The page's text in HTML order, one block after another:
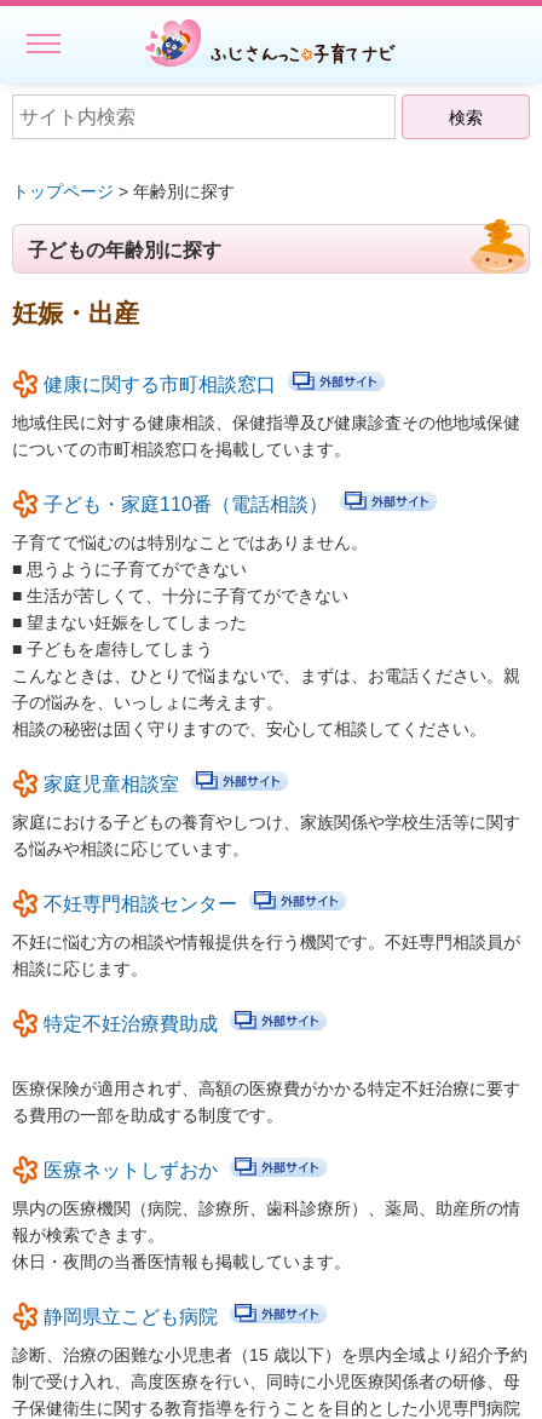
ホーム
子どもを預ける
ファミリー・サポート・センター事業一覧
★授乳スペースで搾乳ができる旨の表示にご協力ください－静岡
県
遊ぶ・学ぶ
健康・医療
支援・助成
支援・助成
2026年度ニッセイ財団「児童・少年の健全育成助成」申請の募
働く
働く
子育てにやさしい企業
年齢別に探す
0歳から就学前
小学生
市町の取組み
県の取組
県の取組
“あいのうた”短歌コンテスト受賞作品
短歌っておもしろい！俵万智×田中章義 あいのうたを語る（令
和元年度）
トップページ > 年齢別に探す
子どもの年齢別に探す
妊娠・出産
健康に関する市町相談窓口
地域住民に対する健康相談、保健指導及び健康診査その他地域保健
についての市町相談窓口を掲載しています。
子ども・家庭110番（電話相談）
子育てで悩むのは特別なことではありません。
■ 思うように子育てができない
■ 生活が苦しくて、十分に子育てができない
■ 望まない妊娠をしてしまった
■ 子どもを虐待してしまう
こんなときは、ひとりで悩まないで、まずは、お電話ください。親
子の悩みを、いっしょに考えます。
相談の秘密は固く守りますので、安心して相談してください。
家庭児童相談室
家庭における子どもの養育やしつけ、家族関係や学校生活等に関す
る悩みや相談に応じています。
不妊専門相談センター
不妊に悩む方の相談や情報提供を行う機関です。不妊専門相談員が
相談に応じます。
特定不妊治療費助成
医療保険が適用されず、高額の医療費がかかる特定不妊治療に要す
る費用の一部を助成する制度です。
医療ネットしずおか
県内の医療機関（病院、診療所、歯科診療所）、薬局、助産所の情
報が検索できます。
休日・夜間の当番医情報も掲載しています。
静岡県立こども病院
診断、治療の困難な小児患者（15 歳以下）を県内全域より紹介予約
制で受け入れ、高度医療を行い、同時に小児医療関係者の研修、母
子保健衛生に関する教育指導を行うことを目的とした小児専門病院